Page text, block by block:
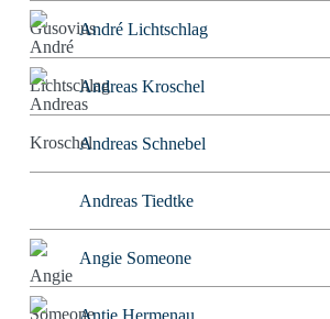
André Lichtschlag
Andreas Kroschel
Andreas Schnebel
Andreas Tiedtke
Angie Someone